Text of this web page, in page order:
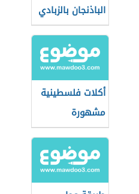
الباذنجان بالزبادي
أكلات فلسطينية
مشهورة